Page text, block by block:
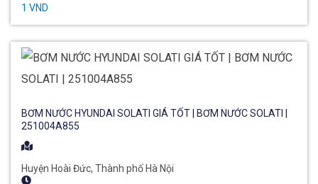
1 VND
BƠM NƯỚC HYUNDAI SOLATI GIÁ TỐT | BƠM NƯỚC SOLATI |
251004A855
Huyện Hoài Đức, Thành phố Hà Nội